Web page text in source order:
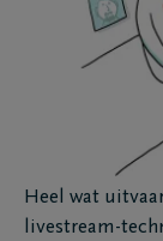
Heel wat
livestream-